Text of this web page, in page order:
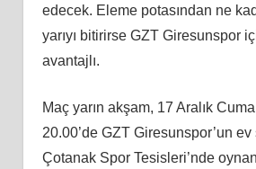
edecek. Eleme potasından ne
yarıyı bitirirse GZT Giresunspor
avantajlı.
Maç yarın akşam, 17 Aralık
20.00’de GZT Giresunspor’un
Çotanak Spor Tesisleri’nde